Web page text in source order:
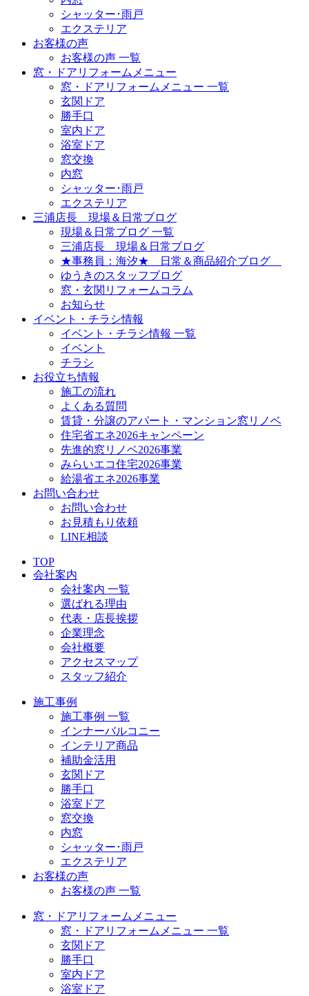
シャッター･雨戸
エクステリア
お客様の声
お客様の声 一覧
窓・ドアリフォームメニュー
窓・ドアリフォームメニュー 一覧
玄関ドア
勝手口
室内ドア
浴室ドア
窓交換
内窓
シャッター･雨戸
エクステリア
三浦店長 現場＆日常ブログ
現場＆日常ブログ 一覧
三浦店長 現場＆日常ブログ
★事務員：海汐★ 日常＆商品紹介ブログ
ゆうきのスタッフブログ
窓・玄関リフォームコラム
お知らせ
イベント・チラシ情報
イベント・チラシ情報 一覧
イベント
チラシ
お役立ち情報
施工の流れ
よくある質問
賃貸・分譲のアパート・マンション窓リノベ
住宅省エネ2026キャンペーン
先進的窓リノベ2026事業
みらいエコ住宅2026事業
給湯省エネ2026事業
お問い合わせ
お問い合わせ
お見積もり依頼
LINE相談
TOP
会社案内
会社案内 一覧
選ばれる理由
代表・店長挨拶
企業理念
会社概要
アクセスマップ
スタッフ紹介
施工事例
施工事例 一覧
インナーバルコニー
インテリア商品
補助金活用
玄関ドア
勝手口
浴室ドア
窓交換
内窓
シャッター･雨戸
エクステリア
お客様の声
お客様の声 一覧
窓・ドアリフォームメニュー
窓・ドアリフォームメニュー 一覧
玄関ドア
勝手口
室内ドア
浴室ドア